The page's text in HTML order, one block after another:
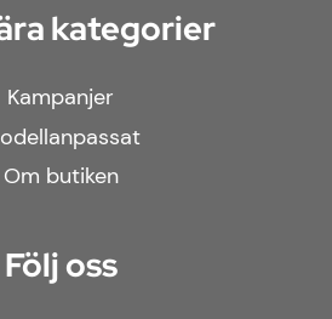
kategorier
Kampanjer
Om butiken
Följ oss